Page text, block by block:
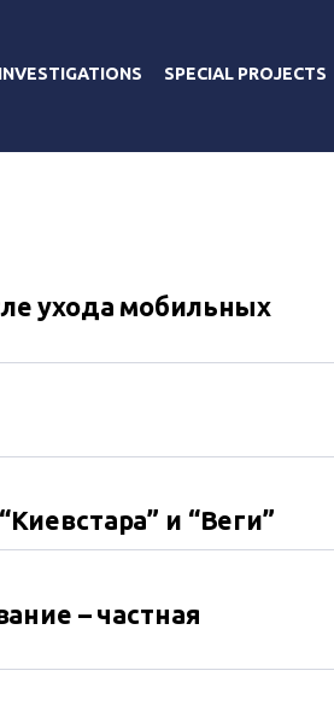
INVESTIGATIONS SPECIAL PROJECTS
ухода мобильных
и “Веги”
– частная